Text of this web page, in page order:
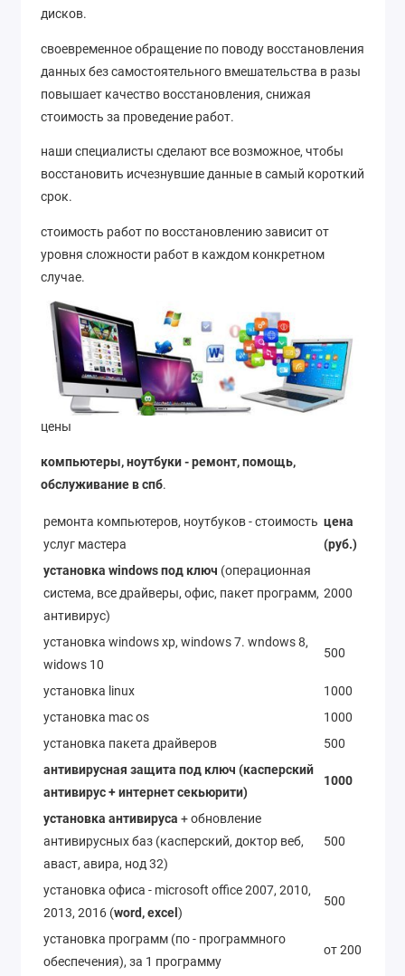
дисков.
своевременное обращение по поводу восстановления
данных без самостоятельного вмешательства в разы
повышает качество восстановления, снижая
стоимость за проведение работ.
наши специалисты сделают все возможное, чтобы
восстановить исчезнувшие данные в самый короткий
срок.
стоимость работ по восстановлению зависит от
уровня сложности работ в каждом конкретном
случае.
цены
компьютеры, ноутбуки - ремонт, помощь,
обслуживание в спб.
ремонта компьютеров, ноутбуков - стоимость
услуг мастера
цена
(руб.)
установка windows под ключ (операционная
система, все драйверы, офис, пакет программ,
антивирус)
2000
установка windows xp, windows 7. wndows 8,
widows 10
500
установка linux
1000
установка mac os
1000
установка пакета драйверов
500
антивирусная защита под ключ (касперский
антивирус + интернет секьюрити)
1000
установка антивируса + обновление
антивирусных баз (касперский, доктор веб,
аваст, авира, нод 32)
500
установка офиса - microsoft office 2007, 2010,
2013, 2016 (word, excel )
500
установка программ (по - программного
обеспечения), за 1 программу
от 200